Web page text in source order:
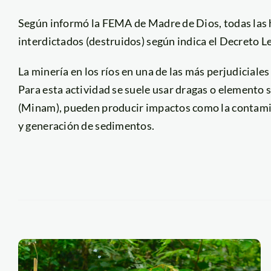
Según informó la FEMA de Madre de Dios, todas
interdictados (destruidos) según indica el Decreto
La minería en los ríos en una de las más
Para esta actividad se suele usar dragas o
(Minam), pueden producir impactos como la
y generación de sedimentos.